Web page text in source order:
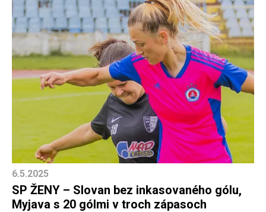
6.5.2025
SP ŽENY – Slovan bez inkasovaného gólu,
Myjava s 20 gólmi v troch zápasoch